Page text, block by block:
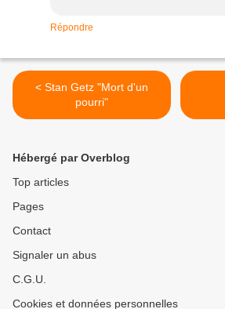
Répondre
< Stan Getz "Mort d'un
pourri"
Hébergé par Overblog
Top articles
Pages
Contact
Signaler un abus
C.G.U.
Cookies et données personnelles